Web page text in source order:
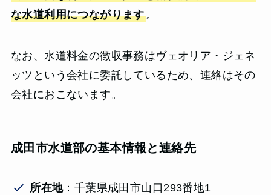
な水道利用につながります。
なお、水道料金の徴収事務はヴェオリア・ジェネ
ッツという会社に委託しているため、連絡はその
会社におこないます。
成田市水道部の基本情報と連絡先
所在地：千葉県成田市山口293番地1